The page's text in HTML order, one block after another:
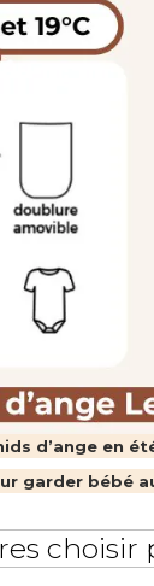
d’ange en
garder bébé
choisir